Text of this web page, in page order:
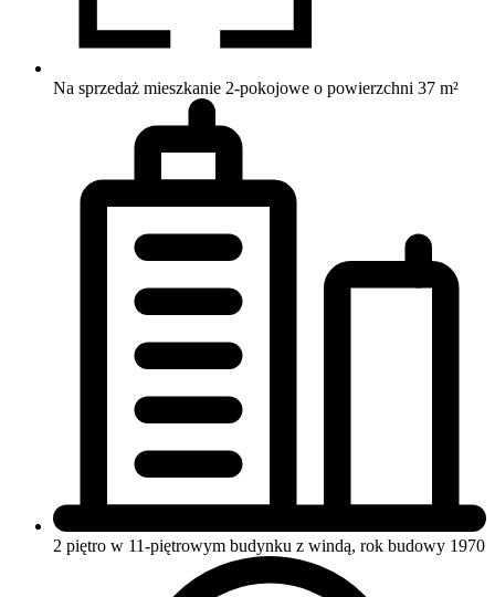
Na sprzedaż mieszkanie 2-pokojowe o powierzchni 37 m²
2 piętro w 11-piętrowym budynku z windą, rok budowy 1970